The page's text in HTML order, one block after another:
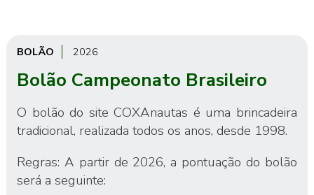
BOLÃO 2026
Bolão Campeonato Brasileiro
O bolão do site COXAnautas é uma brincadeira
tradicional, realizada todos os anos, desde 1998.
Regras: A partir de 2026, a pontuação do bolão
será a seguinte: